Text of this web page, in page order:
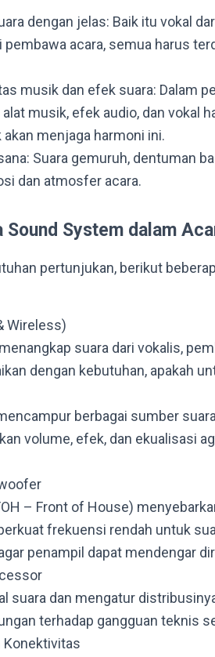
dengan jelas: Baik itu vokal
acara, semua harus
musik dan efek suara: Dalam
musik, efek audio, dan vokal
menjaga harmoni ini.
Suara gemuruh, dentuman
dan atmosfer acara.
Sound System dalam
pertunjukan, berikut
Wireless)
suara dari vokalis,
dengan kebutuhan, apakah
berbagai sumber
volume, efek, dan ekualisasi
– Front of House)
frekuensi rendah untuk
penampil dapat mendengar
suara dan mengatur
terhadap gangguan teknis
Konektivitas